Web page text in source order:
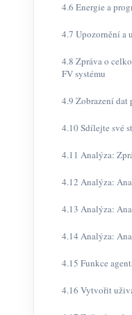
4.6 Energie a
4.7 Upozornění a
4.8 Zpráva o
FV systému
4.9 Zobrazení dat
4.10 Sdílejte své
4.11 Analýza:
4.12 Analýza:
4.13 Analýza:
4.14 Analýza:
4.15 Funkce
4.16 Vytvořit